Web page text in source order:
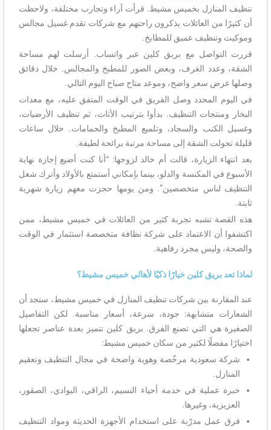
تنظيف المنازل بخميس مشيط. قرأت آراء وتجارب مختلفة، ولاحظت
أن كثيرًا من العائلات يذكرون راحتهم مع شركات تقدم غسيل مجالس
وموكيت وتنظيف عميق للمطابخ.
قررت التواصل مع بريق كلين عبر واتساب. أرسلت لهم مساحة
الشقة، وعدد الغرف، وبعض الصور للمطبخ والمجالس. خلال دقائق
وصلها عرض سعر واضح، وموعد متاح صباح اليوم التالي.
في اليوم المحدد وصل الفريق في الوقت المتفق عليه، مع معدات
البخار ومنتجات التنظيف. بدأوا بترتيب الأثاث، ثم تنظيف الأرضيات،
وغسيل الكنب والسجاد، وتلميع المطبخ والحمامات. خلال ساعات
قليلة تحولت الشقة إلى مساحة مرتبة برائحة لطيفة.
بعد انتهاء الزيارة، قالت أم خالد لزوجها: “أنا كنت أضيع إجازة نهاية
الأسبوع في المكنسة والدلو، بينما بإمكاني أستمتع بالأولاد وأترك شغل
التنظيف لناس متخصصين”. ومن يومها حجزت معهم زيارة شهرية
ثابتة.
هذه القصة تشبه تجربة كثير من العائلات في خميس مشيط، ممن
اكتشفوا أن الاعتماد على شركة نظافة متخصصة استثمار في الوقت
والصحة، وليس مجرد رفاهية.
لماذا تعد بريق كلين خيارًا ذكيًا لأهالي خميس مشيط؟
عند المقارنة بين شركات تنظيف المنازل في خميس مشيط، ستجد أن
الشعارات متشابهة: جودة، سرعة، أسعار مناسبة. لكن التفاصيل
الصغيرة هي التي تصنع الفرق. بريق كلين تتميز بعدة عناصر تجعلها
اختيارًا مفضلًا لكثير من سكان خميس مشيط:
شركة سعودية مرخّصة وهوية واضحة في مجال التنظيف وتعقيم
المنازل.
خبرة عملية في خدمة أحياء النسيم، الراقي، البوادي، الصقور،
العزيزية، وغيرها.
فرق عمل مدرّبة على استخدام الأجهزة الحديثة ومواد التنظيف